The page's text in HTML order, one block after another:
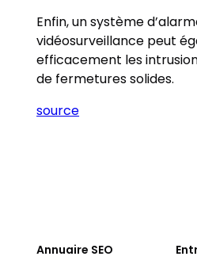
Enfin, un système
vidéosurveillance peut
efficacement les
de fermetures solides.
source
Annuaire SEO